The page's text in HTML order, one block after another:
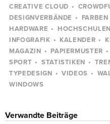
CREATIVE CLOUD
DESIGNVERBÄNDE
FARBEN
HARDWARE
HOCHSCHULEN
INFOGRAFIK
KALENDER
MAGAZIN
PAPIERMUSTER
SPORT
STATISTIKEN
TYPEDESIGN
VIDEOS
WINDOWS
Verwandte Beiträge